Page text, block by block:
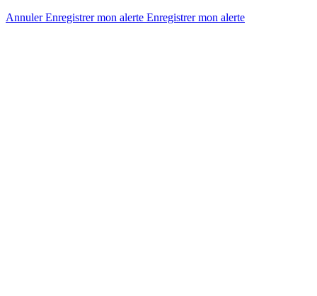
AnnulerEnregistrer mon alerte Enregistrermon alerte